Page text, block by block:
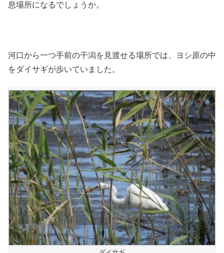
息場所になるでしょうか。
河口から一つ手前の干潟を見渡せる場所では、ヨシ原の中
をダイサギが歩いていました。